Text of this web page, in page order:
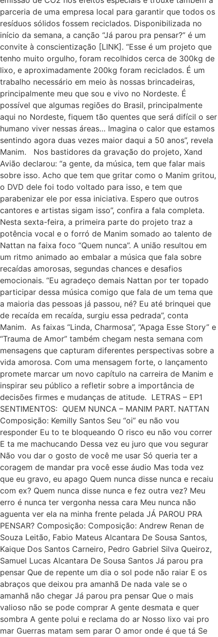
parceria de uma empresa local para garantir que todos os
resíduos sólidos fossem reciclados. Disponibilizada no
início da semana, a canção “Já parou pra pensar?” é um
convite à conscientização [LINK]. “Esse é um projeto que
tenho muito orgulho, foram recolhidos cerca de 300kg de
lixo, e aproximadamente 200kg foram reciclados. É um
trabalho necessário em meio às nossas brincadeiras,
principalmente meu que sou e vivo no Nordeste. É
possível que algumas regiões do Brasil, principalmente
aqui no Nordeste, fiquem tão quentes que será difícil o ser
humano viver nessas áreas… Imagina o calor que estamos
sentindo agora duas vezes maior daqui a 50 anos”, revela
Manim. Nos bastidores da gravação do projeto, Xand
Avião declarou: “a gente, da música, tem que falar mais
sobre isso. Acho que tem que gritar como o Manim gritou,
o DVD dele foi todo voltado para isso, e tem que
parabenizar ele por essa iniciativa. Espero que outros
cantores e artistas sigam isso”, confira a fala completa.
Nesta sexta-feira, a primeira parte do projeto traz a
potência vocal e o forró de Manim somado ao talento de
Nattan na faixa foco “Quem nunca”. A união resultou em
um ritmo animado ao embalar a música que fala sobre
recaídas amorosas, segundas chances e desafios
emocionais. “Eu agradeço demais Nattan por ter topado
participar dessa música comigo que fala de um tema que
a maioria das pessoas já passou, né? Eu até brinquei que
de recaída em recaída, surgiu essa pedrada”, conta
Manim. As faixas “Linda, Charmosa”, “Apaga Esse Story” e
“Trauma de Amor” também chegam nesta semana com
mensagens que capturam diferentes perspectivas sobre a
vida amorosa. Com uma mensagem forte, o lançamento
promete marcar um novo capítulo na carreira de Manim e
inspirar seu público a refletir sobre a importância de
decisões firmes e mudanças de atitude. LETRAS – EP1
SENTIMENTOS: QUEM NUNCA – MANIM PART. NATTAN
Composição: Kemilly Santos Seu “oi” eu não vou
responder Eu to te bloqueando O risco eu não vou correr
E ta me machucando Dessa vez eu juro que vou segurar
Não vou dar o gosto de você me usar Só queria ter a
coragem de mandar pra você esse áudio Mas toda vez
que eu gravo, eu apago Quem nunca disse nunca e recaiu
com ex? Quem nunca disse nunca e fez outra vez? Meu
erro é nunca ter vergonha nessa cara Meu nunca não
aguenta ver ela na minha frente pelada JÁ PAROU PRA
PENSAR? Composição: Composição: Andrew Renan de
Souza Leitão, Fabio Mateus Alcantara De Sousa Santos,
Kaique Dos Santos Carneiro, Pedro Gabriel Silva Queiroz,
Samuel Lucas Alcantara De Sousa Santos Já parou pra
pensar Que de repente um dia o sol pode não raiar E os
abraços que deixou pra amanhã De nada vale se o
amanhã não chegar Já parou pra pensar Que o mais
valioso não se pode comprar A gente desmata e quer
sombra A gente polui e reclama do ar Nosso lixo vai pro
mar Guerras matam sem parar O amor onde é que tá Se